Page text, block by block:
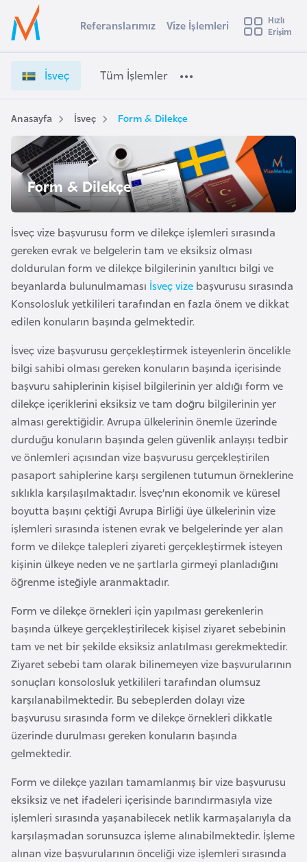
Ülke Seçimi
Başvuru yapmak istediğiniz ülkeyi seçin
Üye
Girişi
s
ç
V
i
z
e
İ
ş
l
e
m
l
e
e
i
Referanslarımız Vize İşlemleri
Hızlı
Erişim
İsveç Tüm İşlemler
Anasayfa İsveç Form & Dilekçe
Form & Dilekçe
İsveç vize başvurusu form ve dilekçe işlemleri sırasında
gereken evrak ve belgelerin tam ve eksiksiz olması
doldurulan form ve dilekçe bilgilerinin yanıltıcı bilgi ve
beyanlarda bulunulmaması İsveç vize başvurusu sırasında
Konsolosluk yetkilileri tarafından en fazla önem ve dikkat
edilen konuların başında gelmektedir.
İsveç vize başvurusu gerçekleştirmek isteyenlerin öncelikle
bilgi sahibi olması gereken konuların başında içerisinde
başvuru sahiplerinin kişisel bilgilerinin yer aldığı form ve
dilekçe içeriklerini eksiksiz ve tam doğru bilgilerinin yer
alması gerektiğidir. Avrupa ülkelerinin önemle üzerinde
durduğu konuların başında gelen güvenlik anlayışı tedbir
ve önlemleri açısından vize başvurusu gerçekleştirilen
pasaport sahiplerine karşı sergilenen tutumun örneklerine
sıklıkla karşılaşılmaktadır. İsveç’nın ekonomik ve küresel
boyutta başını çektiği Avrupa Birliği üye ülkelerinin vize
işlemleri sırasında istenen evrak ve belgelerinde yer alan
form ve dilekçe talepleri ziyareti gerçekleştirmek isteyen
kişinin ülkeye neden ve ne şartlarla girmeyi planladığını
öğrenme isteğiyle aranmaktadır.
Form ve dilekçe örnekleri için yapılması gerekenlerin
başında ülkeye gerçekleştirilecek kişisel ziyaret sebebinin
tam ve net bir şekilde eksiksiz anlatılması gerekmektedir.
Ziyaret sebebi tam olarak bilinemeyen vize başvurularının
sonuçları konsolosluk yetkilileri tarafından olumsuz
karşılanabilmektedir. Bu sebeplerden dolayı vize
başvurusu sırasında form ve dilekçe örnekleri dikkatle
üzerinde durulması gereken konuların başında
gelmektedir.
Form ve dilekçe yazıları tamamlanmış bir vize başvurusu
eksiksiz ve net ifadeleri içerisinde barındırmasıyla vize
işlemleri sırasında yaşanabilecek netlik karmaşalarıyla da
karşılaşmadan sorunsuzca işleme alınabilmektedir. İşleme
alınan vize başvurularının önceliği vize işlemleri sırasında
s
t
r
a
A
u
t
u
r
y
a
A
z
e
r
b
a
y
c
a
n
B
a
h
r
e
y
n
B
a
n
g
a
d
e
ş